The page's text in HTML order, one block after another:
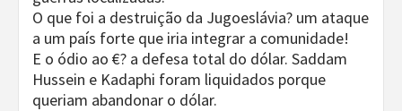
O que foi a destruição da Jugoeslávia? um ataque
a um país forte que iria integrar a comunidade!
E o ódio ao €? a defesa total do dólar. Saddam
Hussein e Kadaphi foram liquidados porque
queriam abandonar o dólar.